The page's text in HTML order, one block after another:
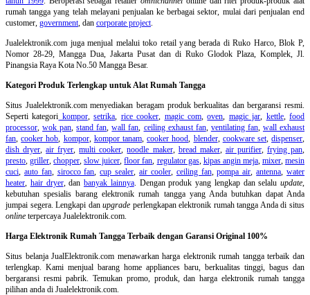
rumah tangga yang telah melayani penjualan ke berbagai sektor, mulai dari penjualan end
customer, government , dan corporate project
Jualelektronik.com juga menjual melalui toko retail yang berada di Ruko Harco, Blok P,
Nomor 28-29, Mangga Dua, Jakarta Pusat dan di Ruko Glodok Plaza, Komplek, Jl.
Pinangsia Raya Kota No.50 Mangga Besar.
Kategori Produk Terlengkap untuk Alat Rumah Tangga
Situs Jualelektronik.com menyediakan beragam produk berkualitas dan bergaransi resmi.
Seperti kategori kompor,setrika rice cooker magic com,oven magic jar kettle,food
processor ,wok pan ,stand fan ,wall fan ceiling exhaust fan, ventilating fan, wall exhaust
fan ,cooker hob kompor, kompor tanam,cooker hood blender, cookware set,dispenser
dish dryer ,air fryer ,multi cooker ,noodle maker, bread maker, air purifier, frying pan
presto ,griller ,chopper ,slow juicer ,floor fan regulator gas, kipas angin meja, mixer,mesin
cuci auto fan, sirocco fan ,cup sealer ,air cooler, ceiling fan,pompa air ,antenna ,water
heater hair dryer, dan banyak lainnya. Dengan produk yang lengkap dan selalu update
kebutuhan spesialis barang elektronik rumah tangga yang Anda butuhkan dapat Anda
jumpai segera. Lengkapi danupgrade perlengkapan elektronik rumah tangga Anda di situs
online terpercaya Jualelektronik.com.
Harga Elektronik Rumah Tangga Terbaik dengan Garansi Original 100%
Situs belanjaJualElektronik.com menawarkan harga elektronik rumah tangga terbaik dan
terlengkap. Kami menjual barang home appliances baru, berkualitas tinggi, bagus dan
bergaransi resmi pabrik. Temukan promo, produk, dan harga elektronik rumah tangga
pilihan anda di Jualelektronik.com.